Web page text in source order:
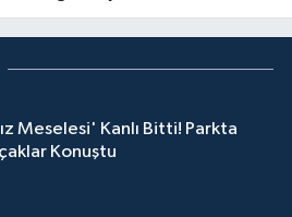
Meselesi' Kanlı Bitti! Parkta
Konuştu